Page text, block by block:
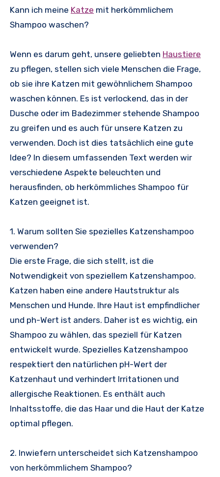
Kann ich meine Katze mit herkömmlichem
Shampoo waschen?
Wenn es darum geht, unsere geliebten Haustiere
zu pflegen, stellen sich viele Menschen die Frage,
ob sie ihre Katzen mit gewöhnlichem Shampoo
waschen können. Es ist verlockend, das in der
Dusche oder im Badezimmer stehende Shampoo
zu greifen und es auch für unsere Katzen zu
verwenden. Doch ist dies tatsächlich eine gute
Idee? In diesem umfassenden Text werden wir
verschiedene Aspekte beleuchten und
herausfinden, ob herkömmliches Shampoo für
Katzen geeignet ist.
1. Warum sollten Sie spezielles Katzenshampoo
verwenden?
Die erste Frage, die sich stellt, ist die
Notwendigkeit von speziellem Katzenshampoo.
Katzen haben eine andere Hautstruktur als
Menschen und Hunde. Ihre Haut ist empfindlicher
und ph-Wert ist anders. Daher ist es wichtig, ein
Shampoo zu wählen, das speziell für Katzen
entwickelt wurde. Spezielles Katzenshampoo
respektiert den natürlichen pH-Wert der
Katzenhaut und verhindert Irritationen und
allergische Reaktionen. Es enthält auch
Inhaltsstoffe, die das Haar und die Haut der Katze
optimal pflegen.
2. Inwiefern unterscheidet sich Katzenshampoo
von herkömmlichem Shampoo?